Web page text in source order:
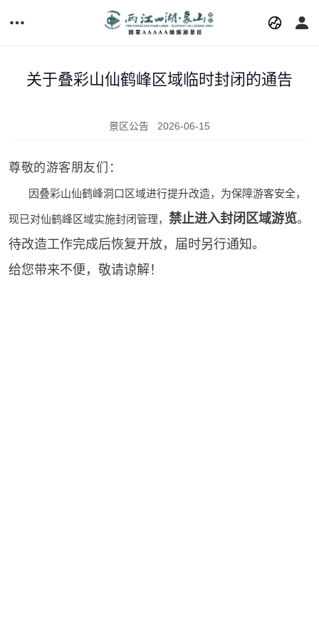
关于叠彩山仙鹤峰区域临时封闭的通告
景区公告 2026-06-15
尊敬的游客朋友们：
因叠彩山仙鹤峰洞口区域进行提升改造，为保障游客安全，
现已对仙鹤峰区域实施封闭管理， 禁止进入封闭区域游览。
待改造工作完成后恢复开放，届时另行通知。
给您带来不便，敬请谅解！